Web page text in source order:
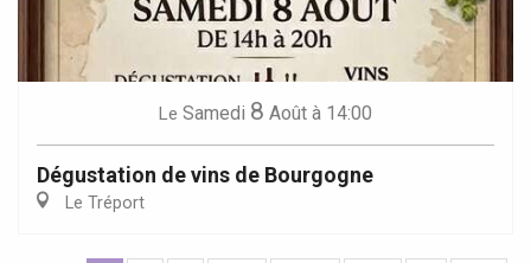
Le Samedi 8 Août à 14:00
Dégustation de vins de Bourgogne
Le Tréport